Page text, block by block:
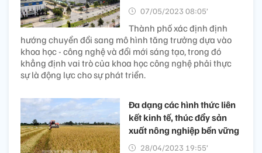
07/05/2023 08:05’
Thành phố xác định định
hướng chuyển đổi sang mô hình tăng trưởng dựa vào
khoa học - công nghệ và đổi mới sáng tạo, trong đó
khẳng định vai trò của khoa học công nghệ phải thực
sự là động lực cho sự phát triển.
Đa dạng các hình thức liên
kết kinh tế, thúc đẩy sản
xuất nông nghiệp bền vững
28/04/2023 19:55’